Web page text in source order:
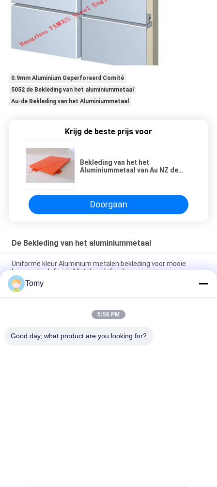
0.9mm Aluminium Geperforeerd Comité
5052 de Bekleding van het aluminiummetaal
Au-de Bekleding van het Aluminiummetaal
Krijg de beste prijs voor
Bekleding van het het
Aluminiummetaal van Au NZ de
Doorgaan
De Bekleding van het aluminiummetaal
Uniforme kleur Aluminium metalen bekleding voor mooie
hangende plafonds Metalen plafond
Houten graan op maat gemaakte aluminium metalen
bekleding voor prachtige hangende plafonds
3 mm Inrichting Wandbekleding Aluminiumcomposite panelen
Tomy
5:56 PM
Good day, what product are you looking for?